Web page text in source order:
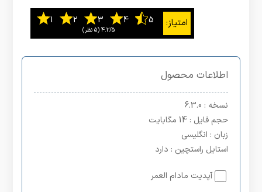
4.2/5
اطلاعات محصول
نسخه : 6.3.0
حجم فایل : 14 مگابایت
زبان : انگلیسی
استایل راستچین : دارد
آپدیت مادام العمر